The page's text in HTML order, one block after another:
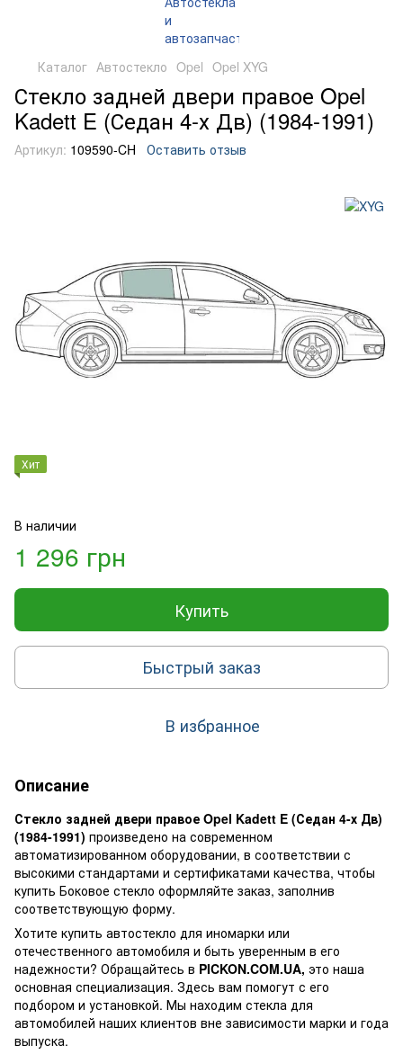
Каталог Автостекло Opel Opel XYG
Стекло задней двери правое Opel
Kadett E (Седан 4-х Дв) (1984-1991)
Артикул: 109590-CH Оставить отзыв
Хит
В наличии
1 296 грн
Купить
Быстрый заказ
В избранное
Описание
Стекло задней двери правое Opel Kadett E (Седан 4-х Дв)
(1984-1991) произведено на современном
автоматизированном оборудовании, в соответствии с
высокими стандартами и сертификатами качества, чтобы
купить Боковое стекло оформляйте заказ, заполнив
соответствующую форму.
Хотите купить автостекло для иномарки или
отечественного автомобиля и быть уверенным в его
надежности? Обращайтесь в PICKON.COM.UA, это наша
основная специализация. Здесь вам помогут с его
подбором и установкой. Мы находим стекла для
автомобилей наших клиентов вне зависимости марки и года
выпуска.